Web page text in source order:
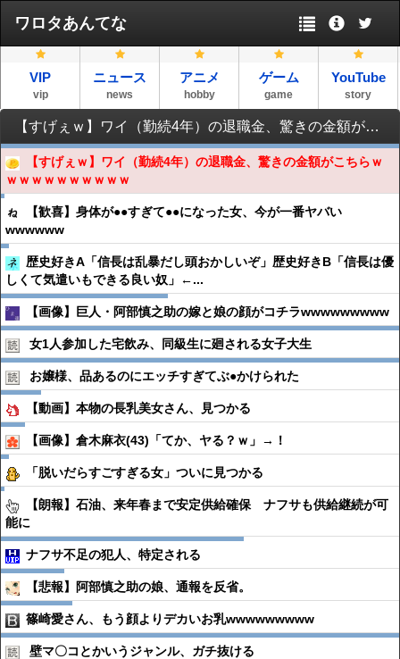
ワロタあんてな
VIP
vip
ニュース
news
アニメ
hobby
ゲーム
game
YouTube
story
【すげぇｗ】ワイ（勤続4年）の退職金、驚きの金額がこちらｗｗｗｗｗｗｗｗｗｗｗ
【すげぇｗ】ワイ（勤続4年）の退職金、驚きの金額がこちらｗ
ｗｗｗｗｗｗｗｗｗｗ
【歓喜】身体が●●すぎて●●になった女、今が一番ヤバい
wwwwww
歴史好きA「信長は乱暴だし頭おかしいぞ」歴史好きB「信長は優
しくて気遣いもできる良い奴」←...
【画像】巨人・阿部慎之助の嫁と娘の顔がコチラwwwwwwwww
女1人参加した宅飲み、同級生に廻される女子大生
お嬢様、品あるのにエッチすぎてぶ●︎かけられた
【動画】本物の長乳美女さん、見つかる
【画像】倉木麻衣(43)「てか、ヤる？ｗ」→！
「脱いだらすごすぎる女」ついに見つかる
【朗報】石油、来年春まで安定供給確保 ナフサも供給継続が可
能に
ナフサ不足の犯人、特定される
【悲報】阿部慎之助の娘、通報を反省。
篠崎愛さん、もう顔よりデカいお乳wwwwwwwww
壁マ〇コとかいうジャンル、ガチ抜ける